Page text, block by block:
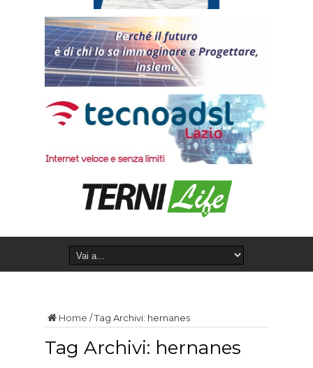
Home /Tag Archivi: hernanes
Tag Archivi: hernanes